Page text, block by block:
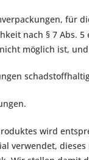
für
nach § 7 Abs. 5
möglich ist, und
wird
verwendet,